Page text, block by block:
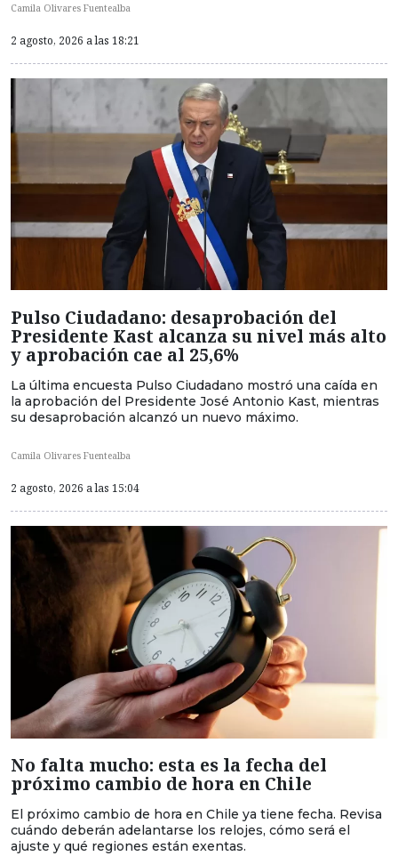
Camila Olivares Fuentealba
2 agosto, 2026 a las 18:21
Pulso Ciudadano: desaprobación del
Presidente Kast alcanza su nivel más alto
y aprobación cae al 25,6%
La última encuesta Pulso Ciudadano mostró una caída en
la aprobación del Presidente José Antonio Kast, mientras
su desaprobación alcanzó un nuevo máximo.
Camila Olivares Fuentealba
2 agosto, 2026 a las 15:04
No falta mucho: esta es la fecha del
próximo cambio de hora en Chile
El próximo cambio de hora en Chile ya tiene fecha. Revisa
cuándo deberán adelantarse los relojes, cómo será el
ajuste y qué regiones están exentas.